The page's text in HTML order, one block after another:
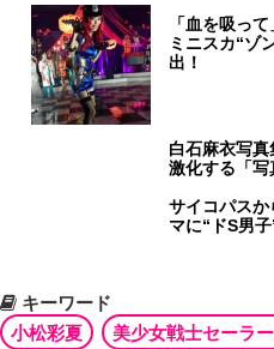
「血を吸っ
ミニスカ“ゾ
出！
白石麻衣写
激化する「
サイコパス
マに“ドS男
キーワード
小松彩夏
美少女戦士セーラ